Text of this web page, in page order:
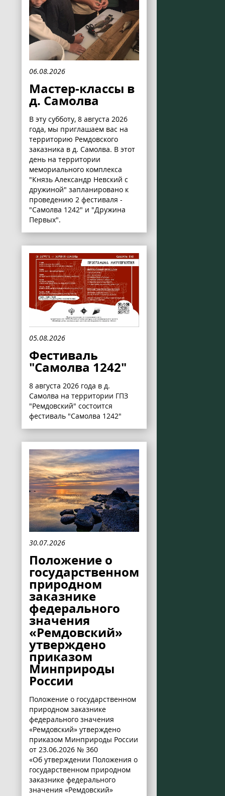
06.08.2026
Мастер-классы в
д. Самолва
В эту субботу, 8 августа 2026
года, мы приглашаем вас на
территорию Ремдовского
заказника в д. Самолва. В этот
день на территории
мемориального комплекса
"Князь Александр Невский с
дружиной" запланировано к
проведению 2 фестиваля -
"Самолва 1242" и "Дружина
Первых".
05.08.2026
Фестиваль
"Самолва 1242"
8 августа 2026 года в д.
Самолва на территории ГПЗ
"Ремдовский" состоится
фестиваль "Самолва 1242"
30.07.2026
Положение о
государственном
природном
заказнике
федерального
значения
«Ремдовский»
утверждено
приказом
Минприроды
России
Положение о государственном
природном заказнике
федерального значения
«Ремдовский» утверждено
приказом Минприроды России
от 23.06.2026 № 360
«Об утверждении Положения о
государственном природном
заказнике федерального
значения «Ремдовский»